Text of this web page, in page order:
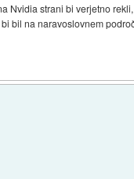
Nvidia strani bi verjetno
bil na naravoslovnem